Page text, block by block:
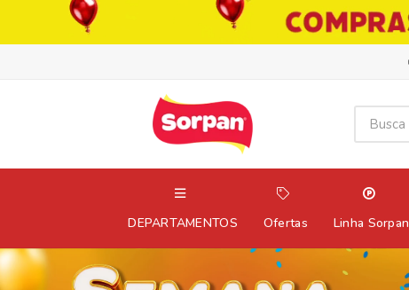
DEPARTAMENTOS Ofertas Linha Sorpan